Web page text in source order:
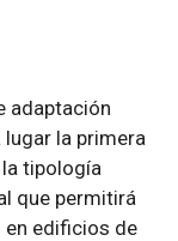
adaptación
la primera
la tipología
que permitirá
en edificios de